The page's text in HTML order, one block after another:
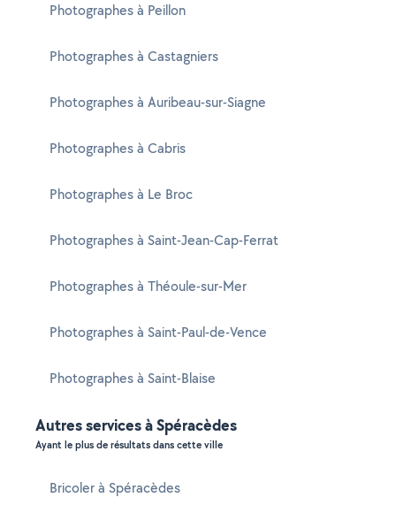
Photographes à Peillon
Photographes à Castagniers
Photographes à Auribeau-sur-Siagne
Photographes à Cabris
Photographes à Le Broc
Photographes à Saint-Jean-Cap-Ferrat
Photographes à Théoule-sur-Mer
Photographes à Saint-Paul-de-Vence
Photographes à Saint-Blaise
Autres services à Spéracèdes
Ayant le plus de résultats dans cette ville
Bricoler à Spéracèdes